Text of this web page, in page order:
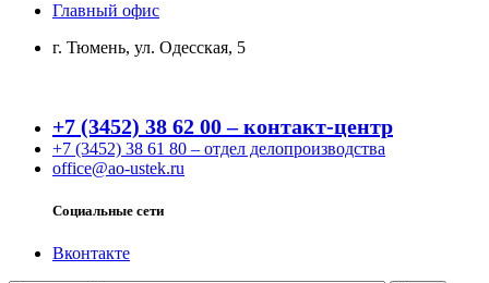
Главный офис
г. Тюмень, ул. Одесская, 5
+7 (3452) 38 62 00 – контакт-центр
+7 (3452) 38 61 80 – отдел делопроизводства
office@ao-ustek.ru
Социальные сети
Вконтакте